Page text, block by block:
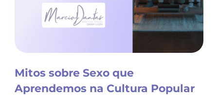
Mitos sobre Sexo que
Aprendemos na Cultura Popular